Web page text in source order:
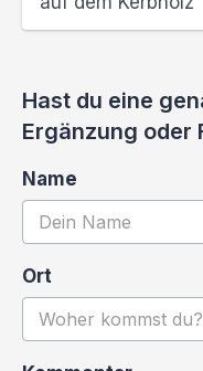
Hast du eine
Ergänzung oder
Name
Ort